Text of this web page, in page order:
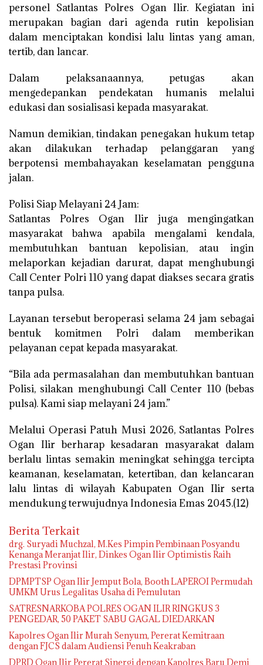
personel Satlantas Polres Ogan Ilir. Kegiatan ini
merupakan bagian dari agenda rutin kepolisian
dalam menciptakan kondisi lalu lintas yang aman,
tertib, dan lancar.
Dalam pelaksanaannya, petugas akan
mengedepankan pendekatan humanis melalui
edukasi dan sosialisasi kepada masyarakat.
Namun demikian, tindakan penegakan hukum tetap
akan dilakukan terhadap pelanggaran yang
berpotensi membahayakan keselamatan pengguna
jalan.
Polisi Siap Melayani 24 Jam:
Satlantas Polres Ogan Ilir juga mengingatkan
masyarakat bahwa apabila mengalami kendala,
membutuhkan bantuan kepolisian, atau ingin
melaporkan kejadian darurat, dapat menghubungi
Call Center Polri 110 yang dapat diakses secara gratis
tanpa pulsa.
Layanan tersebut beroperasi selama 24 jam sebagai
bentuk komitmen Polri dalam memberikan
pelayanan cepat kepada masyarakat.
“Bila ada permasalahan dan membutuhkan bantuan
Polisi, silakan menghubungi Call Center 110 (bebas
pulsa). Kami siap melayani 24 jam.”
Melalui Operasi Patuh Musi 2026, Satlantas Polres
Ogan Ilir berharap kesadaran masyarakat dalam
berlalu lintas semakin meningkat sehingga tercipta
keamanan, keselamatan, ketertiban, dan kelancaran
lalu lintas di wilayah Kabupaten Ogan Ilir serta
mendukung terwujudnya Indonesia Emas 2045.(12)
Berita Terkait
drg. Suryadi Muchzal, M.Kes Pimpin Pembinaan Posyandu
Kenanga Meranjat Ilir, Dinkes Ogan Ilir Optimistis Raih
Prestasi Provinsi
DPMPTSP Ogan Ilir Jemput Bola, Booth LAPEROI Permudah
UMKM Urus Legalitas Usaha di Pemulutan
SATRESNARKOBA POLRES OGAN ILIR RINGKUS 3
PENGEDAR, 50 PAKET SABU GAGAL DIEDARKAN
Kapolres Ogan Ilir Murah Senyum, Pererat Kemitraan
dengan FJCS dalam Audiensi Penuh Keakraban
DPRD Ogan Ilir Pererat Sinergi dengan Kapolres Baru Demi